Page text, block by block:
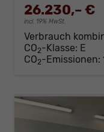
26.230,– €
incl. 19% MwSt.
Verbrauch
CO2-Klasse: E
CO2-Emissionen: